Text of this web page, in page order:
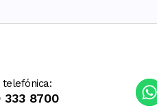
telefónica:
333 8700